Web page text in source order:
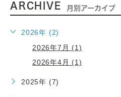
ARCHIVE 月別アーカイブ
2026年 (2)
2026年7月 (1)
2026年4月 (1)
2025年 (7)